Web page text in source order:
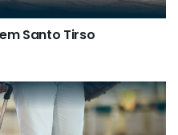
Santo Tirso